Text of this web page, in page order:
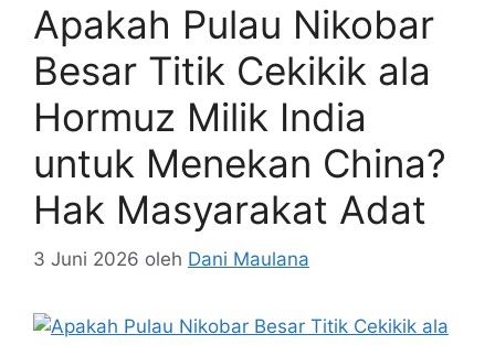
Apakah Pulau Nikobar
Besar Titik Cekikik ala
Hormuz Milik India
untuk Menekan China?
Hak Masyarakat Adat
3 Juni 2026 oleh Dani Maulana